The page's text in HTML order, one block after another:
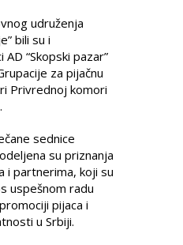
udruženja
bili su i
“Skopski pazar”
za pijačnu
Privrednoj komori
sednice
su priznanja
i partnerima, koji su
uspešnom radu
pijaca i
u Srbiji.